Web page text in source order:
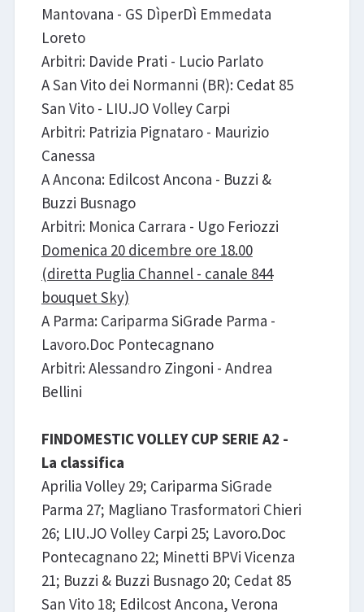
Mantovana - GS DìperDì Emmedata
Loreto
Arbitri: Davide Prati - Lucio Parlato
A San Vito dei Normanni (BR): Cedat 85
San Vito - LIU.JO Volley Carpi
Arbitri: Patrizia Pignataro - Maurizio
Canessa
A Ancona: Edilcost Ancona - Buzzi &
Buzzi Busnago
Arbitri: Monica Carrara - Ugo Feriozzi
Domenica 20 dicembre ore 18.00
(diretta Puglia Channel - canale 844
bouquet Sky)
A Parma: Cariparma SiGrade Parma -
Lavoro.Doc Pontecagnano
Arbitri: Alessandro Zingoni - Andrea
Bellini
FINDOMESTIC VOLLEY CUP SERIE A2 -
La classifica
Aprilia Volley 29; Cariparma SiGrade
Parma 27; Magliano Trasformatori Chieri
26; LIU.JO Volley Carpi 25; Lavoro.Doc
Pontecagnano 22; Minetti BPVi Vicenza
21; Buzzi & Buzzi Busnago 20; Cedat 85
San Vito 18; Edilcost Ancona, Verona